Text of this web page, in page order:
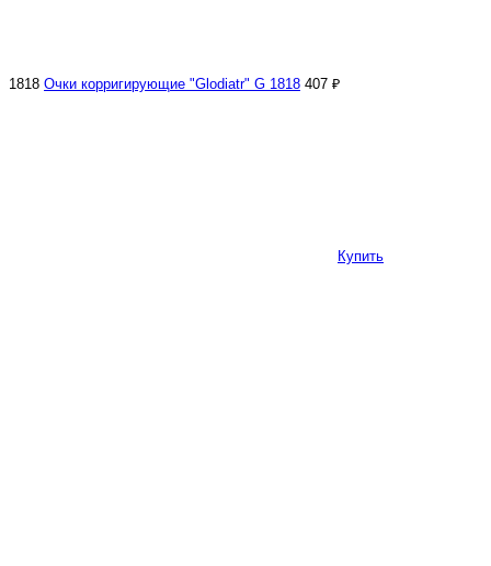
1818 Очки корригирующие "Glodiatr" G 1818 407 ₽
Купить